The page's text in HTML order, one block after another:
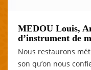
MEDOU Louis,
d’instrument de
Nous restaurons
son qu’on nous